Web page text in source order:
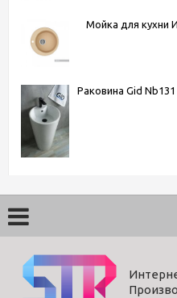
Мойка для кухни
Раковина Gid